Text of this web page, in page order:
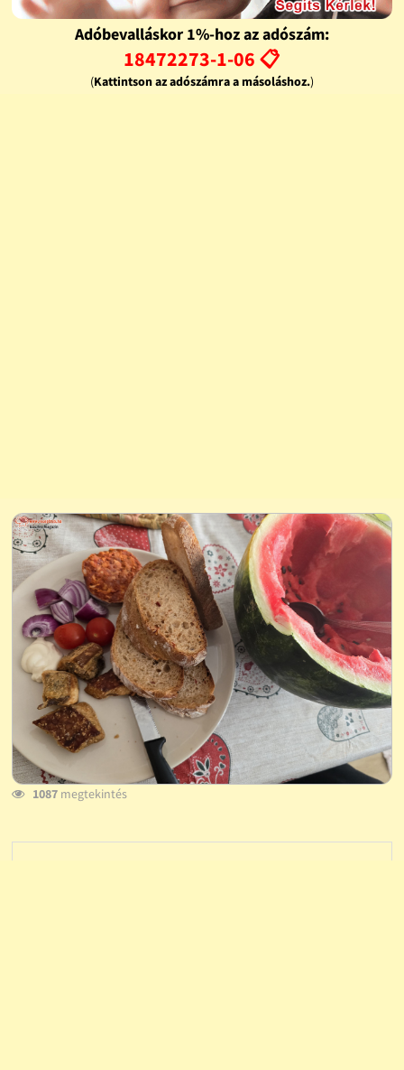
Adóbevalláskor 1%-hoz az adószám:
18472273-1-06 📋
(Kattintson az adószámra a másoláshoz.)
1087megtekintés